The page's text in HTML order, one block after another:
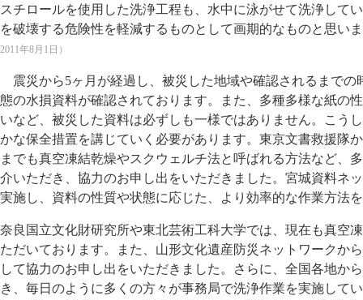
スチロールを使用した洗浄工程も、水中に泳がせて洗浄して
を破壊する危険性を軽減するものとして画期的なものと思い
2011年8月1日）
震災から5ヶ月が経過し、被災した地域や確認されるまでの
態の水損資料が確認されております。また、多種多様な紙の
いなど、被災した資料は必ずしも一様ではありません。こう
かな保全措置を講じていく必要があります。東京文書救援隊
までも真空凍結乾燥やスクウェルチ法と呼ばれる方法など、
介いただき、協力のお申し出をいただきました。宮城資料ネ
実施し、資料の性質や状態に応じた、より効率的な作業方法
奈良国立文化財研究所や東北芸術工科大学では、現在も真空
ただいております。また、山形文化遺産防災ネットワークか
して協力のお申し出をいただきました。さらに、全国各地か
き、毎日のように多くの方々が事務局で洗浄作業を実施して